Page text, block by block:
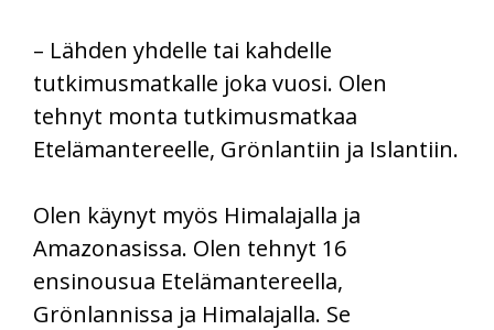
– Lähden yhdelle tai kahdelle
tutkimusmatkalle joka vuosi. Olen
tehnyt monta tutkimusmatkaa
Etelämantereelle, Grönlantiin ja Islantiin.
Olen käynyt myös Himalajalla ja
Amazonasissa. Olen tehnyt 16
ensinousua Etelämantereella,
Grönlannissa ja Himalajalla. Se